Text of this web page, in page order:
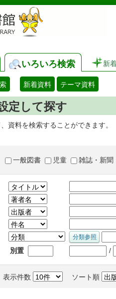
いろいろ検索 新
新着資料 テーマ資料
定して探す
資料を検索することができます。
一般図書 児童 雑誌・新聞
別置 /
表示件数 ソート順